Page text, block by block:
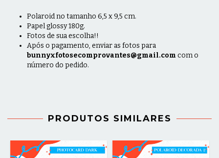
Polaroid no tamanho 6,5 x 9,5 cm.
Papel glossy 180g.
Fotos de sua escolha!!
Após o pagamento, enviar as fotos para
bunnyxfotosecomprovantes@gmail.com com o
número do pedido.
PRODUTOS SIMILARES